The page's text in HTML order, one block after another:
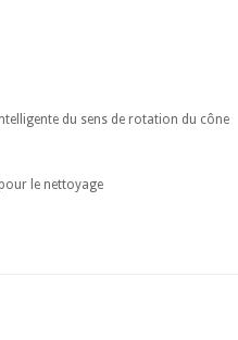
du sens de rotation du cône
le nettoyage